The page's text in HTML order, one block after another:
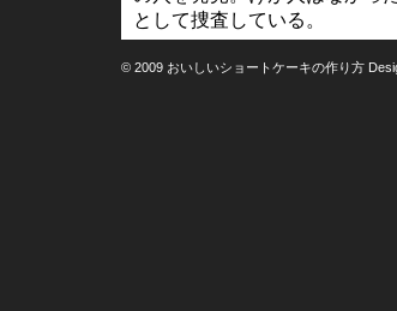
として捜査している。
© 2009 おいしいショートケーキの作り方